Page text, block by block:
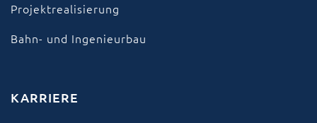
Projektrealisierung
Bahn- und Ingenieurbau
KARRIERE